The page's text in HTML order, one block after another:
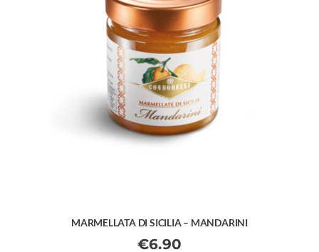
MARMELLATA DI SICILIA – MANDARINI
€6.90